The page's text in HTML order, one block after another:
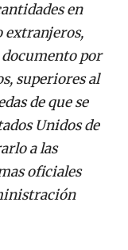
en
extranjeros,
documento por
superiores al
de que se
Unidos de
a las
oficiales